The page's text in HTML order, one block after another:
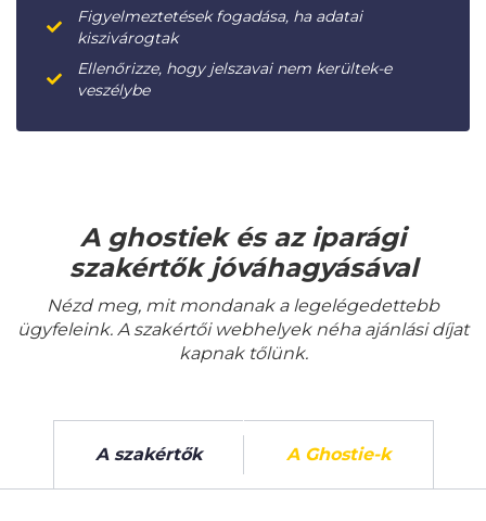
Figyelmeztetések fogadása, ha adatai
kiszivárogtak
Ellenőrizze, hogy jelszavai nem kerültek-e
veszélybe
A ghostiek és az iparági
szakértők jóváhagyásával
Nézd meg, mit mondanak a legelégedettebb
ügyfeleink. A szakértői webhelyek néha ajánlási díjat
kapnak tőlünk.
A szakértők A Ghostie-k